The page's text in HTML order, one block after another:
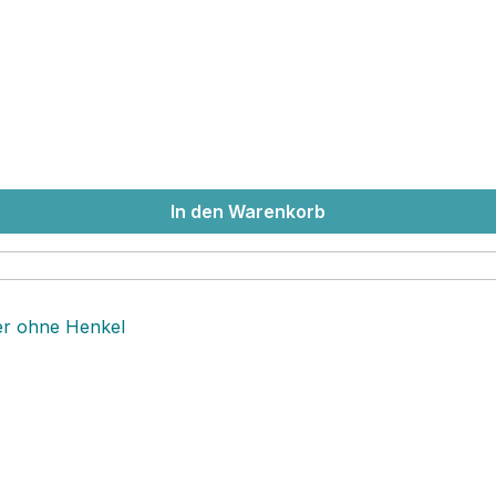
Zertifikat.
In den Warenkorb